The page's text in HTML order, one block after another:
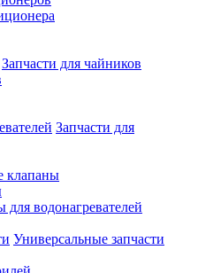
Запчасти для чайников
Запчасти для
клапаны
водонагревателей
Универсальные запчасти